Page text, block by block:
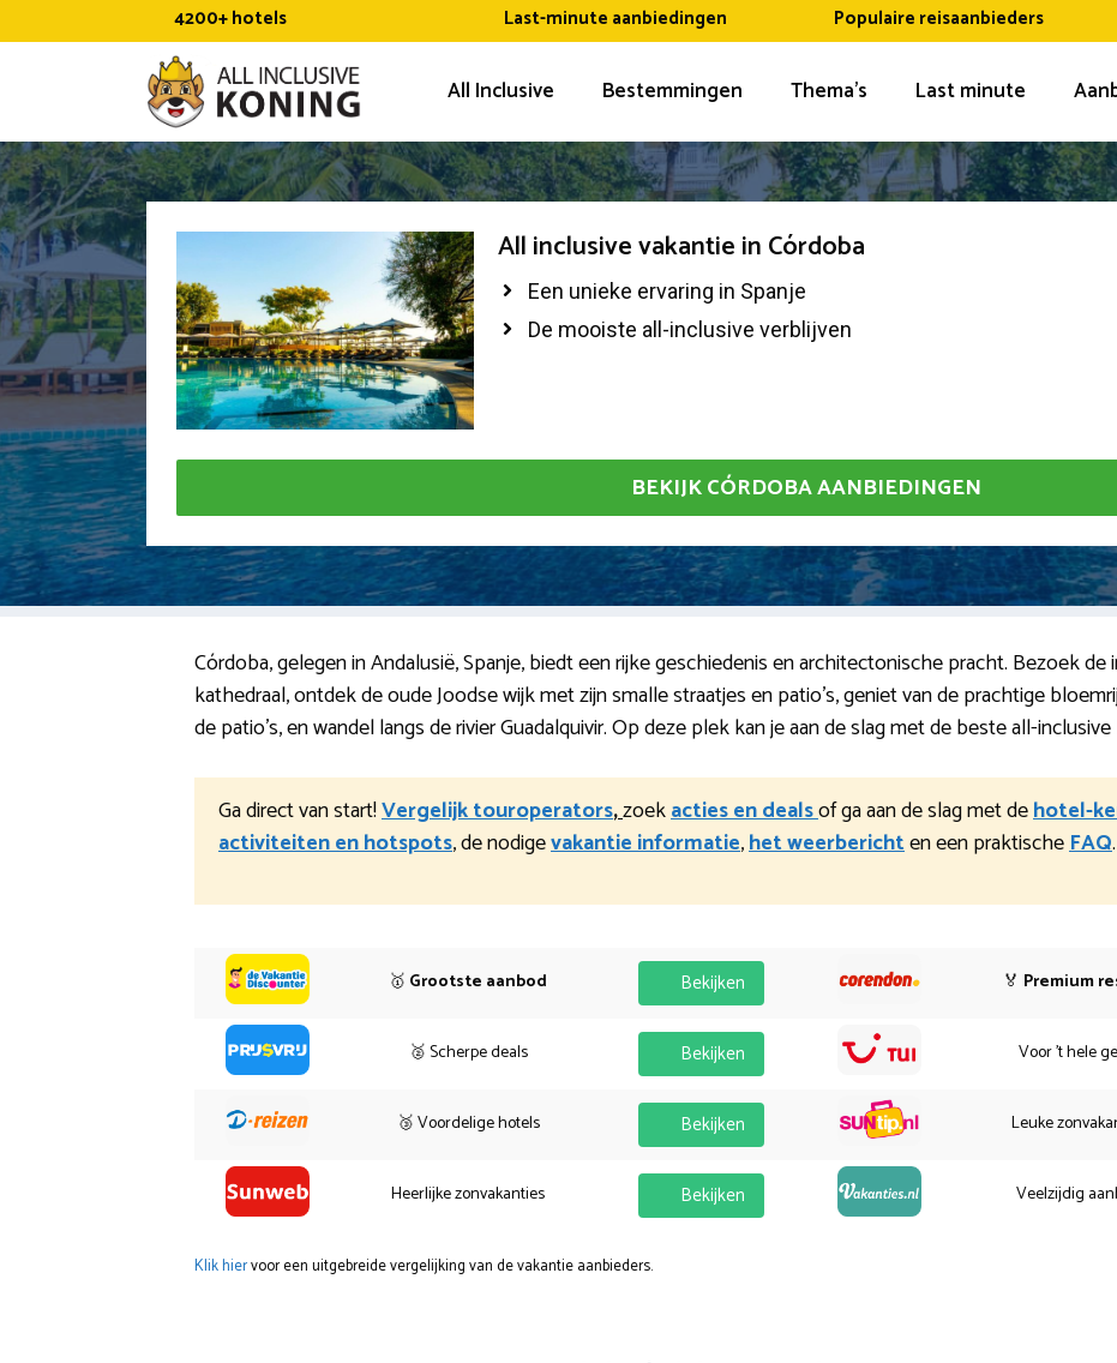
naar
4200+ hotels Last-minute aanbiedingen Populaire reisaanbieders
All Inclusive Bestemmingen Thema’s Last minute
All inclusive vakantie in Córdoba
Een unieke ervaring in Spanje
De mooiste all-inclusive verblijven
BEKIJK CÓRDOBA AANBIEDINGEN
Córdoba, gelegen in Andalusië, Spanje, biedt een rijke geschiedenis en architectonische pracht. Bezoek
kathedraal, ontdek de oude Joodse wijk met zijn smalle straatjes en patio’s, geniet van de prachtige
de patio’s, en wandel langs de rivier Guadalquivir. Op deze plek kan je aan de slag met de beste all-
Ga direct van start!Vergelijk touroperators,zoekacties en dealsof ga aan de slag met dehotel-
activiteiten en hotspots, de nodigevakantie informatie,het weerberichten een praktischeFAQ.
🥇 Grootste aanbod Bekijken
🥈 Scherpe deals Bekijken
🥉 Voordelige hotels Bekijken
Heerlijke zonvakanties Bekijken
🏅 Premium
Voor 't hele
Leuke
Veelzijdig
Klik hiervoor een uitgebreide vergelijking van de vakantie aanbieders.